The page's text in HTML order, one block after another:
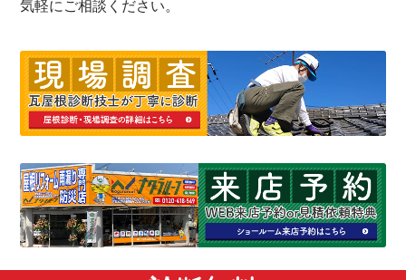
気軽にご相談ください。